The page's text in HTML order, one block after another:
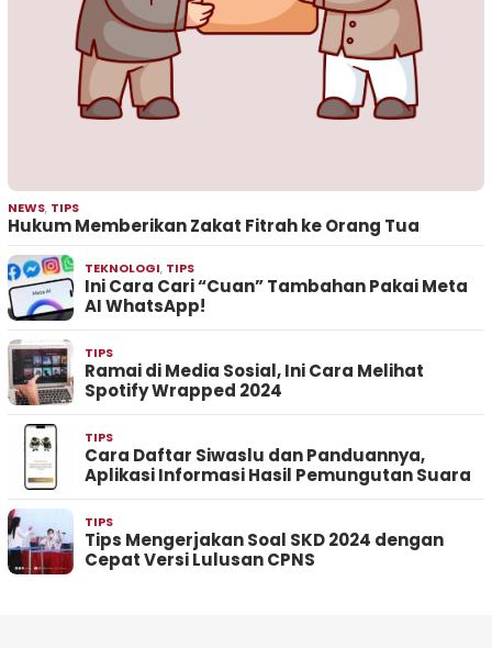
NEWS, TIPS
Hukum Memberikan Zakat Fitrah ke Orang Tua
TEKNOLOGI, TIPS
Ini Cara Cari “Cuan” Tambahan Pakai Meta
AI WhatsApp!
TIPS
Ramai di Media Sosial, Ini Cara Melihat
Spotify Wrapped 2024
TIPS
Cara Daftar Siwaslu dan Panduannya,
Aplikasi Informasi Hasil Pemungutan Suara
TIPS
Tips Mengerjakan Soal SKD 2024 dengan
Cepat Versi Lulusan CPNS